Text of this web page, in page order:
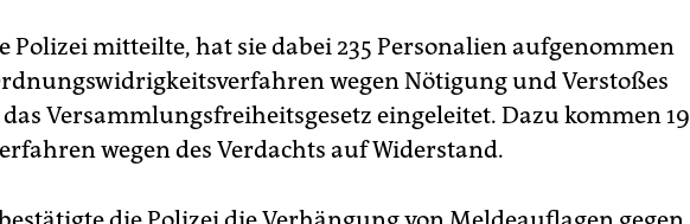
Polizei mitteilte, hat sie dabei 235 Personalien aufgenommen
wegen Nötigung und Verstoßes
das Versammlungsfreiheitsgesetz eingeleitet. Dazu kommen 19
wegen des Verdachts auf Widerstand.